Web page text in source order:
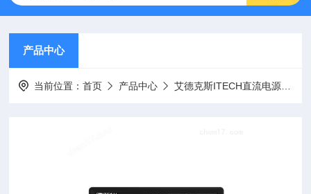
产品中心
当前位置：首页 产品中心 艾德克斯ITECH直流电源